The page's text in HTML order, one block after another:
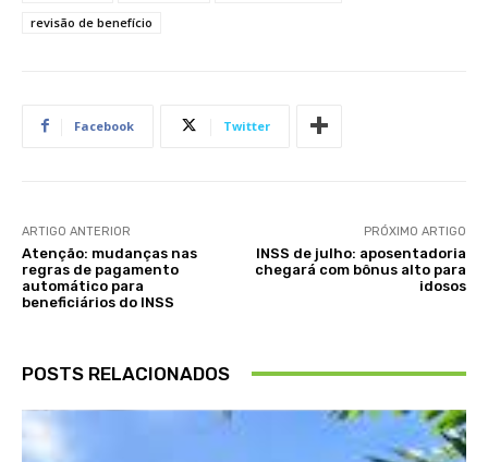
revisão de benefício
Facebook Twitter
ARTIGO ANTERIOR
Atenção: mudanças nas
regras de pagamento
automático para
beneficiários do INSS
PRÓXIMO ARTIGO
INSS de julho: aposentadoria
chegará com bônus alto para
idosos
POSTS RELACIONADOS